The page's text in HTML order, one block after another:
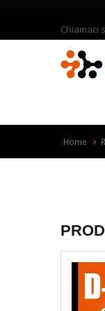
Chiamaci
Home